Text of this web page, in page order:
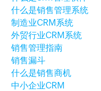
什么是销售管理系统
制造业CRM系统
外贸行业CRM系统
销售管理指南
销售漏斗
什么是销售商机
中小企业CRM